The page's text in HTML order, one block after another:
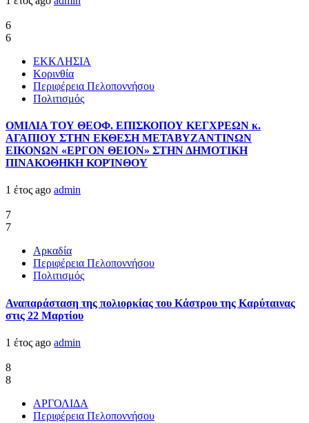
6
6
ΕΚΚΛΗΣΙΑ
Κορινθία
Περιφέρεια Πελοποννήσου
Πολιτισμός
ΟΜΙΛΙΑ ΤΟΥ ΘΕΟΦ. ΕΠΙΣΚΟΠΟΥ ΚΕΓΧΡΕΩΝ κ.
ΑΓΑΠΙΟΥ ΣΤΗΝ ΕΚΘΕΣΗ ΜΕΤΑΒΥΖΑΝΤΙΝΩΝ
ΕΙΚΟΝΩΝ «ΕΡΓΟΝ ΘΕΙΟΝ» ΣΤΗΝ ΔΗΜΟΤΙΚΗ
ΠΙΝΑΚΟΘΗΚΗ ΚΟΡΊΝΘΟΥ
1 έτος ago admin
7
7
Αρκαδία
Περιφέρεια Πελοποννήσου
Πολιτισμός
Αναπαράσταση της πολιορκίας του Κάστρου της Καρύταινας
στις 22 Μαρτίου
1 έτος ago admin
8
8
ΑΡΓΟΛΙΔΑ
Περιφέρεια Πελοποννήσου